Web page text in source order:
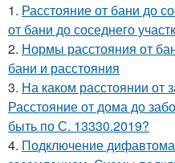
1. Расстояние от бани до
от бани до соседнего
2. Нормы расстояния от
бани и расстояния
3. На каком расстоянии от
Расстояние от дома до
быть по С. 13330.2019?
4. Подключение